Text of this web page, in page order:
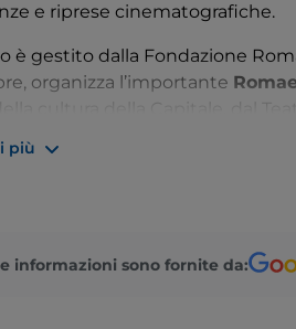
e riprese cinematografiche.
è gestito dalla Fondazione
organizza l’importante
spaziano tra musica, teatro,
in base a ciò che richiedono
più
informazioni sono fornite da: